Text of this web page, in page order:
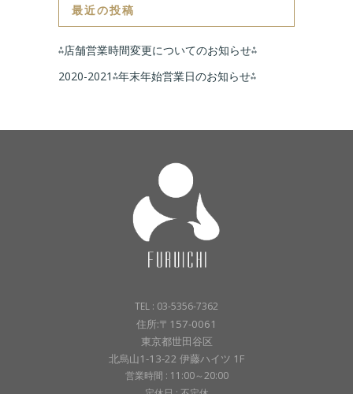
最近の投稿
⁂店舗営業時間変更についてのお知らせ⁂
2020-2021⁂年末年始営業日のお知らせ⁂
TEL : 03-5356-7362
住所:〒157-0061
東京都世田谷区
北烏山1-13-22 伊藤ハイツ 1F
営業時間 : 11:00～20:00